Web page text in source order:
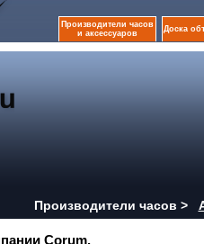
Производители часов
и аксессуаров
Доска
Производители часов >
Corum.